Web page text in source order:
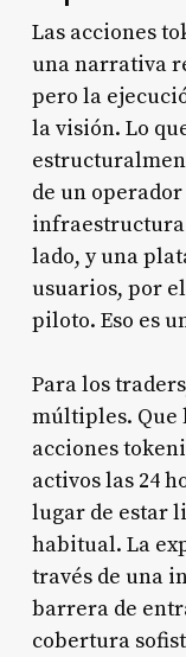
Las acciones
una narrativa
pero la
la visión. Lo
de un
lado, y una
usuarios, por
piloto. Eso es
Para los
múltiples. Que
acciones
activos las 24
lugar de estar
habitual. La
través de una
barrera de
cobertura